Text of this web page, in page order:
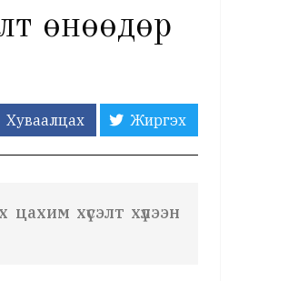
өнөөдөр
Хуваалцах Жиргэх
хүсэлт хүлээн